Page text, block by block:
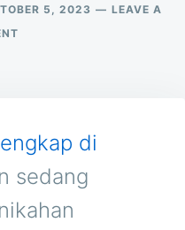
5, 2023
LEAVE A
ON
SLANGIT
JAWA
BARAT
di
sedang